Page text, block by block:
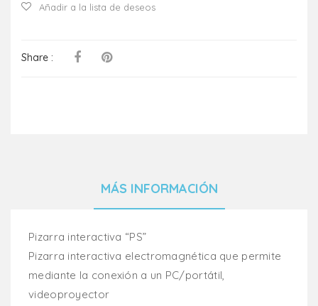
Añadir a la lista de deseos
Share :
MÁS INFORMACIÓN
Pizarra interactiva “PS”
Pizarra interactiva electromagnética que permite
mediante la conexión a un PC/portátil,
videoproyector